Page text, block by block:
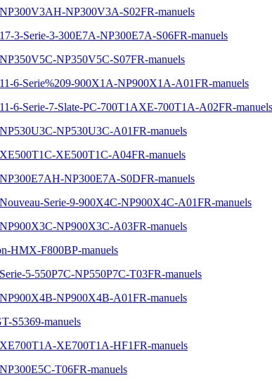
NP300V3A-S02FR-manuels
3-Serie-3-300E7A-NP300E7A-S06FR-manuels
NP350V5C-S07FR-manuels
6-Serie%209-900X1A-NP900X1A-A01FR-manuels
6-Serie-7-Slate-PC-700T1AXE-700T1A-A02FR-manuels
NP530U3C-A01FR-manuels
XE500T1C-A04FR-manuels
NP300E7A-S0DFR-manuels
Serie-9-900X4C-NP900X4C-A01FR-manuels
NP900X3C-A03FR-manuels
HMX-F800BP-manuels
5-550P7C-NP550P7C-T03FR-manuels
NP900X4B-A01FR-manuels
S5369-manuels
XE700T1A-HF1FR-manuels
T06FR-manuels